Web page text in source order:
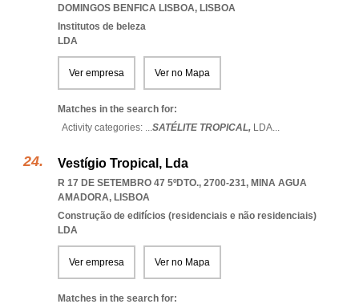
DOMINGOS BENFICA LISBOA, LISBOA
Institutos de beleza
LDA
Ver empresa Ver no Mapa
Matches in the search for:
Activity categories: ...SATÉLITE TROPICAL, LDA...
Vestígio Tropical, Lda
R 17 DE SETEMBRO 47 5ºDTO., 2700-231, MINA AGUA
AMADORA, LISBOA
Construção de edifícios (residenciais e não residenciais)
LDA
Ver empresa Ver no Mapa
Matches in the search for: